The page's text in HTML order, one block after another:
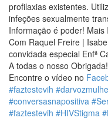
profilaxias existentes.
infeções sexualmente
Informação é poder!
Com Raquel Freire |
convidada especial Enfª
A todas o nosso Obrigada!
Encontre o vídeo no
#faztestevih
#conversasnapositiva
#faztestevih #HIVStigma